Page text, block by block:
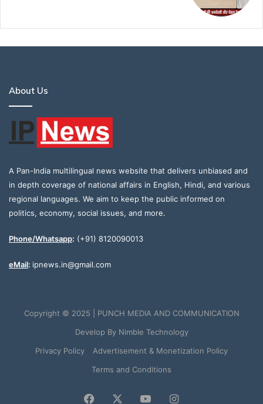
About Us
A Pan-India multilingual news website that delivers unbiased and
in depth coverage of national affairs in English, Hindi, and various
regional languages. We aim to keep the public informed on
politics, economy, social issues, and more.
Phone/Whatsapp: (+91) 8120090013
eMail: ipnews.in@gmail.com
Copyright © 2025 | PUNCH MEDIA AND COMMUNICATION
Develop By Nimble Technology
Privacy Policy
Advertisement & Monetization Policy
Terms and Conditions
Facebook YouTubeInstagram